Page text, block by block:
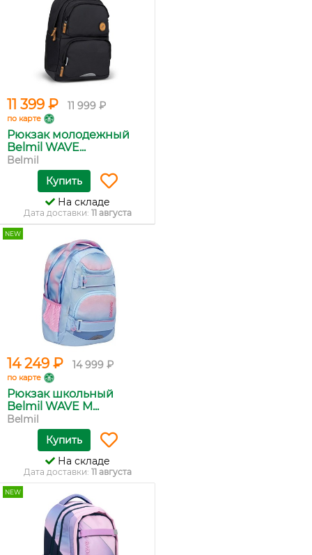
11 399 ₽ 11 999 ₽
по карте
Рюкзак молодежный
Belmil WAVE...
Belmil
Купить
На складе
Дата доставки: 11 августа
NEW
14 249 ₽ 14 999 ₽
по карте
Рюкзак школьный
Belmil WAVE M...
Belmil
Купить
На складе
Дата доставки: 11 августа
NEW